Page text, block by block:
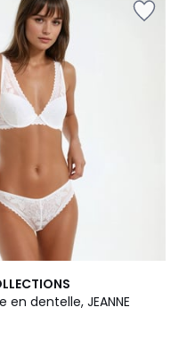
en dentelle, JEANNE